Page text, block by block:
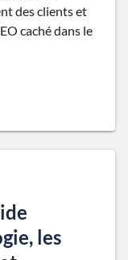
des clients et
caché dans le
les